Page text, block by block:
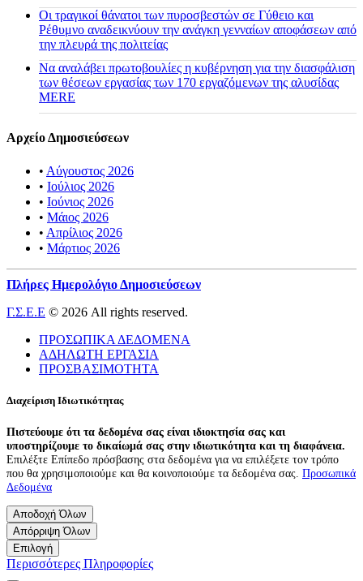
Οι τραγικοί θάνατοι των πυροσβεστών σε Γύθειο και
Ρέθυμνο αναδεικνύουν την ανάγκη γενναίων αποφάσεων από
την πλευρά της πολιτείας
Να αναλάβει πρωτοβουλίες η κυβέρνηση για την διασφάλιση
των θέσεων εργασίας των 170 εργαζόμενων της αλυσίδας
MERE
Αρχείο Δημοσιεύσεων
• Αύγουστος 2026
• Ιούλιος 2026
• Ιούνιος 2026
• Μάιος 2026
• Απρίλιος 2026
• Μάρτιος 2026
Πλήρες Ημερολόγιο Δημοσιεύσεων
Γ.Σ.Ε.Ε © 2026 All rights reserved.
ΠΡΟΣΩΠΙΚΑ ΔΕΔΟΜΕΝΑ
ΑΔΗΛΩΤΗ ΕΡΓΑΣΙΑ
ΠΡΟΣΒΑΣΙΜΟΤΗΤΑ
Διαχείριση Ιδιωτικότητας
Πιστεύουμε ότι τα δεδομένα σας είναι ιδιοκτησία σας και
υποστηρίζουμε το δικαίωμά σας στην ιδιωτικότητα και τη διαφάνεια.
Επιλέξτε Επίπεδο πρόσβασης στα δεδομένα για να επιλέξετε τον τρόπο
που θα χρησιμοποιούμε και θα κοινοποιούμε τα δεδομένα σας. Προσωπικά
Δεδομένα
Αποδοχή Όλων
Απόρριψη Όλων
Επιλογή
Περισσότερες Πληροφορίες